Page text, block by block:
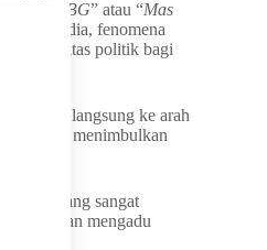
“
MBG” atau “Mas
Menurut dia, fenomena
popularitas politik bagi
tersebut langsung ke arah
dapat menimbulkan
opini yang sangat
dengan mengadu